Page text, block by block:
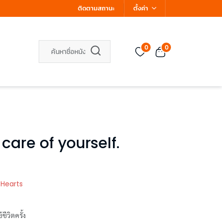
ติดตามสถานะ ตั้งค่า
0 0
care of yourself.
Hearts
วิตครั้ง